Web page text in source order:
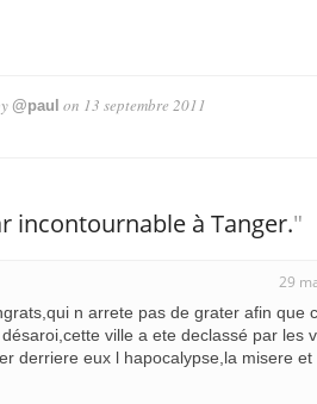
@paul on 13 septembre 2011
incontournable à Tanger."
29
n arrete pas de grater afin que
ville a ete declassé par les
derriere eux l hapocalypse,la misere et